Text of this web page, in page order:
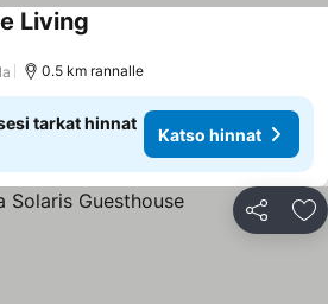
Living
0.5 km rannalle
tarkat hinnat
Katso hinnat
Jaa